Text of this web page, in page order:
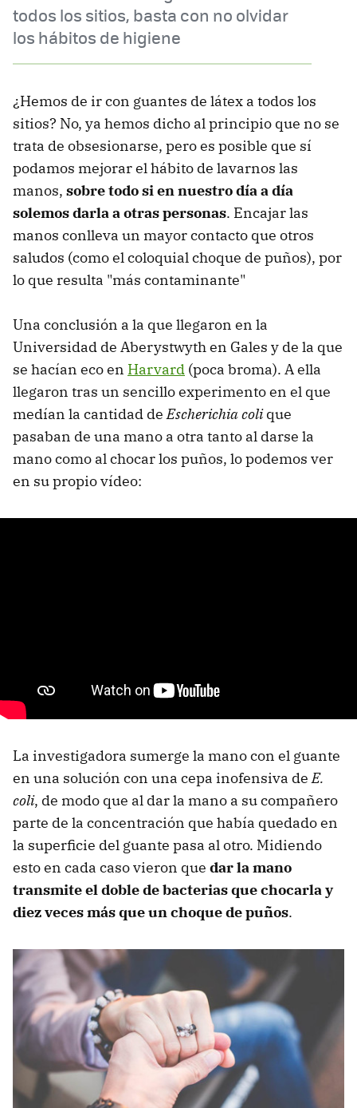
todos los sitios, basta con no olvidar
los hábitos de higiene
¿Hemos de ir con guantes de látex a todos los
sitios? No, ya hemos dicho al principio que no se
trata de obsesionarse, pero es posible que sí
podamos mejorar el hábito de lavarnos las
manos, sobre todo si en nuestro día a día
solemos darla a otras personas. Encajar las
manos conlleva un mayor contacto que otros
saludos (como el coloquial choque de puños), por
lo que resulta "más contaminante"
Una conclusión a la que llegaron en la
Universidad de Aberystwyth en Gales y de la que
se hacían eco en Harvard (poca broma). A ella
llegaron tras un sencillo experimento en el que
medían la cantidad deEscherichia colique
pasaban de una mano a otra tanto al darse la
mano como al chocar los puños, lo podemos ver
en su propio vídeo:
La investigadora sumerge la mano con el guante
en una solución con una cepa inofensiva deE.
coli, de modo que al dar la mano a su compañero
parte de la concentración que había quedado en
la superficie del guante pasa al otro. Midiendo
esto en cada caso vieron que dar la mano
transmite el doble de bacterias que chocarla y
diez veces más que un choque de puños.